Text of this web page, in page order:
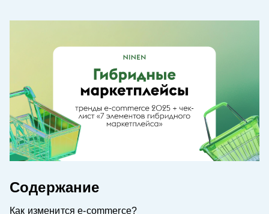
Содержание
Как изменится e-commerce?